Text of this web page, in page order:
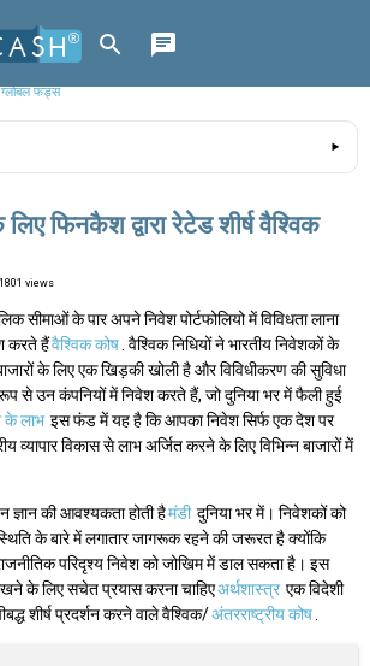
फंड्स
फिनकैश द्वारा रेटेड शीर्ष वैश्विक
views
के पार अपने निवेश पोर्टफोलियो में विविधता लाना
करते हैंवैश्विक कोष. वैश्विक निधियों ने भारतीय निवेशकों के
बाजारों के लिए एक खिड़की खोली है और विविधीकरण की सुविधा
से उन कंपनियों में निवेश करते हैं, जो दुनिया भर में फैली हुई
के लाभ इस फंड में यह है कि आपका निवेश सिर्फ एक देश पर
व्यापार विकास से लाभ अर्जित करने के लिए विभिन्न बाजारों में
ज्ञान की आवश्यकता होती हैमंडी दुनिया भर में। निवेशकों को
के बारे में लगातार जागरूक रहने की जरूरत है क्योंकि
परिदृश्य निवेश को जोखिम में डाल सकता है। इस
के लिए सचेत प्रयास करना चाहिएअर्थशास्त्र एक विदेशी
शीर्ष प्रदर्शन करने वाले वैश्विक/अंतरराष्ट्रीय कोष.